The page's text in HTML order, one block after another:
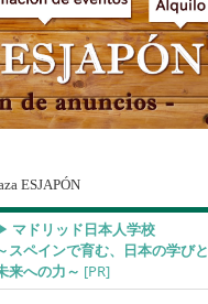
ESJAPÓN
マドリッド日本人学校
スペインで育む、日本の学びと
来への力～ [PR]